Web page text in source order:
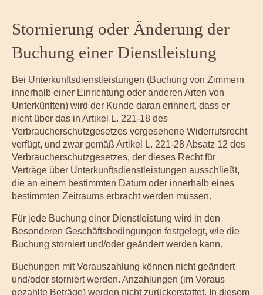
Stornierung oder Änderung der
Buchung einer Dienstleistung
Bei Unterkunftsdienstleistungen (Buchung von Zimmern
innerhalb einer Einrichtung oder anderen Arten von
Unterkünften) wird der Kunde daran erinnert, dass er
nicht über das in Artikel L. 221-18 des
Verbraucherschutzgesetzes vorgesehene Widerrufsrecht
verfügt, und zwar gemäß Artikel L. 221-28 Absatz 12 des
Verbraucherschutzgesetzes, der dieses Recht für
Verträge über Unterkunftsdienstleistungen ausschließt,
die an einem bestimmten Datum oder innerhalb eines
bestimmten Zeitraums erbracht werden müssen.
Für jede Buchung einer Dienstleistung wird in den
Besonderen Geschäftsbedingungen festgelegt, wie die
Buchung storniert und/oder geändert werden kann.
Buchungen mit Vorauszahlung können nicht geändert
und/oder storniert werden. Anzahlungen (im Voraus
gezahlte Beträge) werden nicht zurückerstattet. In diesem